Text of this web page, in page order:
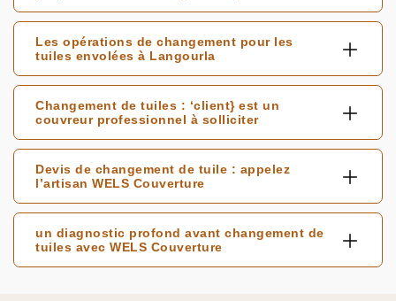
Les opérations de changement pour les
tuiles envolées à Langourla
Changement de tuiles : ‘client} est un
couvreur professionnel à solliciter
Devis de changement de tuile : appelez
l’artisan WELS Couverture
un diagnostic profond avant changement de
tuiles avec WELS Couverture